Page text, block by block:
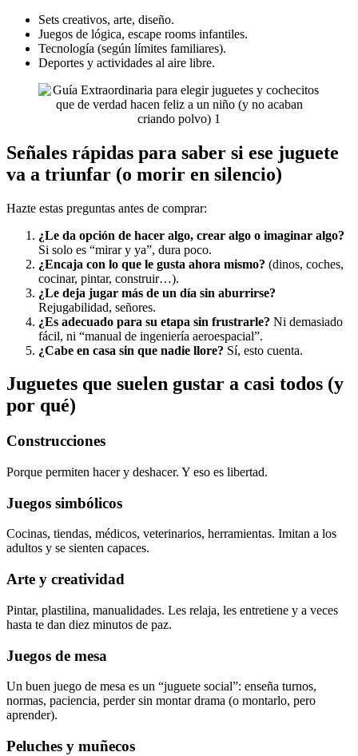
Sets creativos, arte, diseño.
Juegos de lógica, escape rooms infantiles.
Tecnología (según límites familiares).
Deportes y actividades al aire libre.
Señales rápidas para saber si ese juguete
va a triunfar (o morir en silencio)
Hazte estas preguntas antes de comprar:
¿Le da opción de hacer algo, crear algo o imaginar algo?
Si solo es “mirar y ya”, dura poco.
¿Encaja con lo que le gusta ahora mismo? (dinos, coches,
cocinar, pintar, construir…).
¿Le deja jugar más de un día sin aburrirse?
Rejugabilidad, señores.
¿Es adecuado para su etapa sin frustrarle? Ni demasiado
fácil, ni “manual de ingeniería aeroespacial”.
¿Cabe en casa sin que nadie llore? Sí, esto cuenta.
Juguetes que suelen gustar a casi todos (y
por qué)
Construcciones
Porque permiten hacer y deshacer. Y eso es libertad.
Juegos simbólicos
Cocinas, tiendas, médicos, veterinarios, herramientas. Imitan a los
adultos y se sienten capaces.
Arte y creatividad
Pintar, plastilina, manualidades. Les relaja, les entretiene y a veces
hasta te dan diez minutos de paz.
Juegos de mesa
Un buen juego de mesa es un “juguete social”: enseña turnos,
normas, paciencia, perder sin montar drama (o montarlo, pero
aprender).
Peluches y muñecos